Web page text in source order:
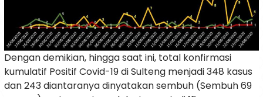
Dengan demikian, hingga saat ini, total konfirmasi
kumulatif Positif Covid-19 di Sulteng menjadi 348 kasus
dan 243 diantaranya dinyatakan sembuh (Sembuh 69